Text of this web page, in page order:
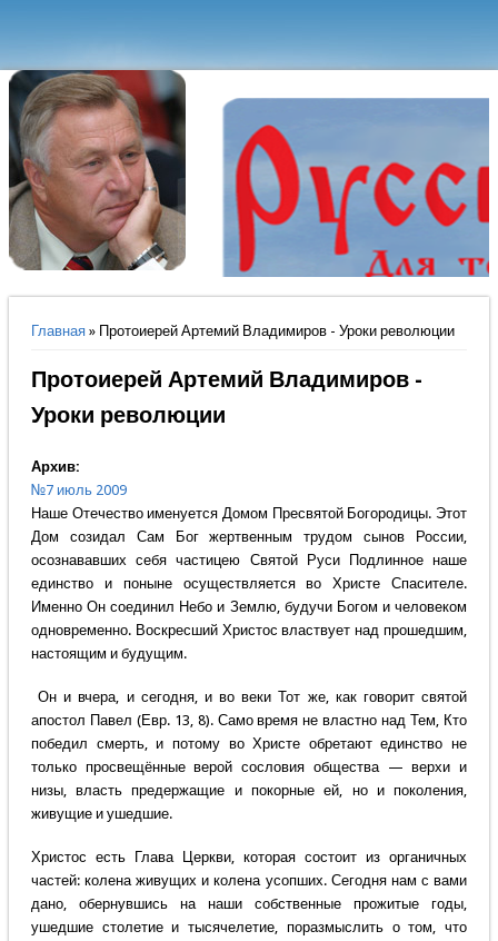
Вы здесь
Главная» Протоиерей Артемий Владимиров - Уроки революции
Протоиерей Артемий Владимиров -
Уроки революции
Архив:
№7 июль 2009
Наше Отечество именуется Домом Пресвятой Богородицы. Этот
Дом созидал Сам Бог жертвенным трудом сынов России,
осознававших себя частицею Святой Руси Подлинное наше
единство и поныне осуществляется во Христе Спасителе.
Именно Он соединил Небо и Землю, будучи Богом и человеком
одновременно. Воскресший Христос властвует над прошедшим,
настоящим и будущим.
Он и вчера, и сегодня, и во веки Тот же, как говорит святой
апостол Павел (Евр. 13, 8). Само время не властно над Тем, Кто
победил смерть, и потому во Христе обретают единство не
только просвещённые верой сословия общества — верхи и
низы, власть предержащие и покорные ей, но и поколения,
живущие и ушедшие.
Христос есть Глава Церкви, которая состоит из органичных
частей: колена живущих и колена усопших. Сегодня нам с вами
дано, обернувшись на наши собственные прожитые годы,
ушедшие столетие и тысячелетие, поразмыслить о том, что